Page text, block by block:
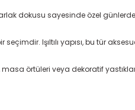
dokusu sayesinde özel
Işıltılı yapısı, bu tür
örtüleri veya dekoratif